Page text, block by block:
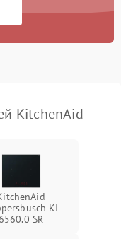
KitchenAid
KI
6560.0 SR